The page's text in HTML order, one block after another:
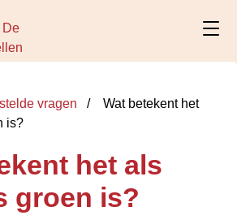
vragen
Wat betekent het
is?
het als
groen is?